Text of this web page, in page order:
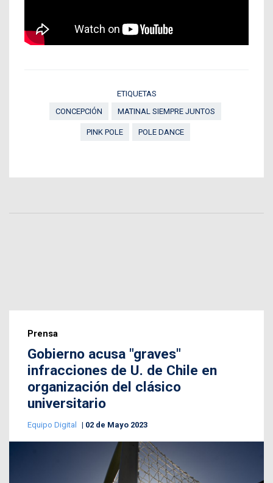
ETIQUETAS
CONCEPCIÓN
MATINAL SIEMPRE JUNTOS
PINK POLE POLE DANCE
Prensa
Gobierno acusa "graves"
infracciones de U. de Chile en
organización del clásico
universitario
Equipo Digital 02 de Mayo 2023